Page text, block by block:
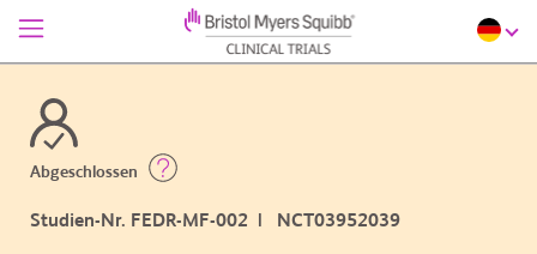
Abgeschlossen
Studien-Nr. FEDR-MF-002 | NCT03952039